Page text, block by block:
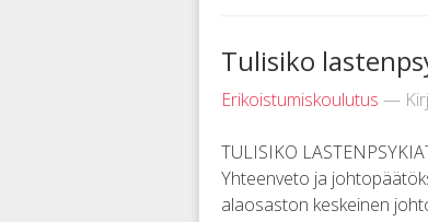
Tulisiko
Erikoistumiskoulutus —
TULISIKO
Yhteenveto ja
alaosaston keskeinen